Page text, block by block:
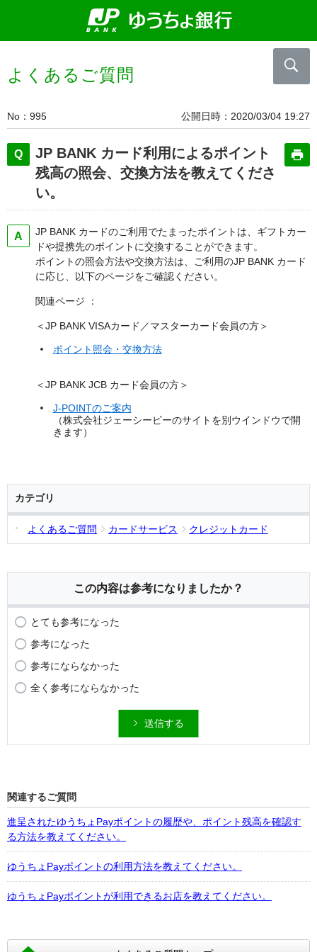
よくあるご質問
No 995 公開日時 2020/03/04 19:27
JP BANK カード利用によるポイント
残高の照会、交換方法を教えてくださ
い。
JP BANK カードのご利用でたまったポイントは、ギフトカー
ドや提携先のポイントに交換することができます。
ポイントの照会方法や交換方法は、ご利用のJP BANK カード
に応じ、以下のページをご確認ください。
関連ページ ：
＜JP BANK VISAカード／マスターカード会員の方＞
ポイント照会・交換方法
＜JP BANK JCB カード会員の方＞
J-POINTのご案内
（株式会社ジェーシービーのサイトを別ウインドウで開
きます）
カテゴリ
よくあるご質問 カードサービス クレジットカード
この内容は参考になりましたか？
とても参考になった
参考になった
参考にならなかった
全く参考にならなかった
送信する
関連するご質問
進呈されたゆうちょPayポイントの履歴や、ポイント残高を確認す
る方法を教えてください。
ゆうちょPayポイントの利用方法を教えてください。
ゆうちょPayポイントが利用できるお店を教えてください。